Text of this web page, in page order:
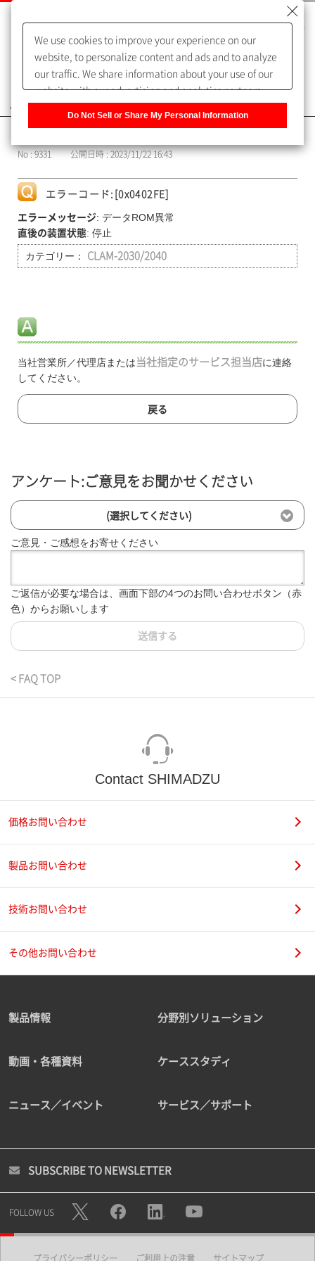
よくあるご質問（FAQ）
No : 9331 公開日時 : 2023/11/22 16:43
エラーコード:[0x0402FE]
エラーメッセージ: データROM異常
直後の装置状態: 停止
カテゴリー： CLAM-2030/2040
当社営業所／代理店または 当社指定のサービス担当店に連絡
してください。
戻る
アンケート:ご意見をお聞かせください
(選択してください)
ご意見・ご感想をお寄せください
ご返信が必要な場合は、画面下部の4つのお問い合わせボタン（赤
色）からお願いします
送信する
< FAQ TOP
Contact SHIMADZU
価格お問い合わせ
製品お問い合わせ
技術お問い合わせ
その他お問い合わせ
製品情報 分野別ソリューション
動画・各種資料 ケーススタディ
ニュース／イベント サービス／サポート
SUBSCRIBE TO NEWSLETTER
FOLLOW US
プライバシーポリシー ご利用上の注意 サイトマップ
We use cookies to improve your experience on our
website, to personalize content and ads and to analyze
our traffic. We share information about your use of our
website with our advertising and analytics partners,
of our sharing information about you with our partners.
Information] to customize your cookie settings on our
Do Not Sell or Share My Personal Information